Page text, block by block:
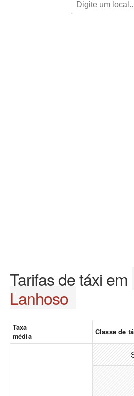
Tarifas de táxi em
Lanhoso
Taxa
média
Classe de